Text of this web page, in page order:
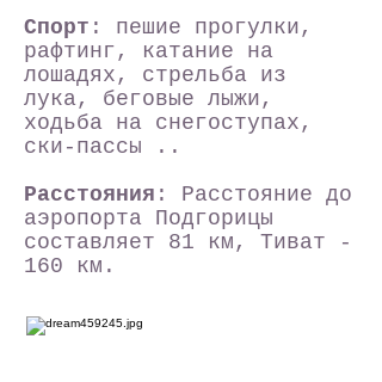
Спорт : пешие прогулки,
рафтинг, катание на
лошадях, стрельба из
лука, беговые лыжи,
ходьба на снегоступах,
ски-пассы ..
Расстояния : Расстояние до
аэропорта Подгорицы
составляет 81 км, Тиват -
160 км.